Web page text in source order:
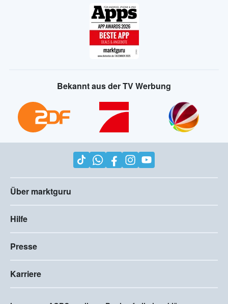
Bekannt aus der TV Werbung
Über marktguru
Hilfe
Presse
Karriere